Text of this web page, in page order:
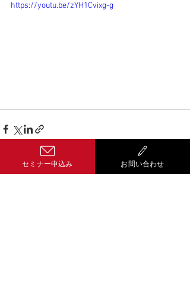
https://youtu.be/zYH1Cvixg-g
セミナー申込み お問い合わせ